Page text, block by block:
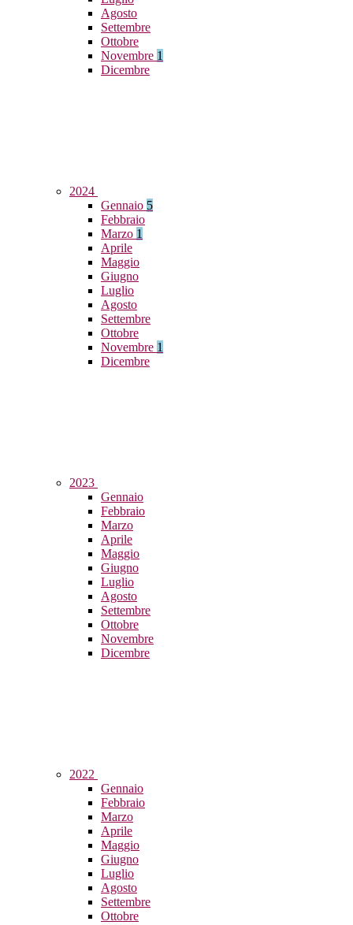
Agosto
Settembre
Ottobre
Novembre 1
Dicembre
2024
Gennaio 5
Febbraio
Marzo 1
Aprile
Maggio
Giugno
Luglio
Agosto
Settembre
Ottobre
Novembre 1
Dicembre
2023
Gennaio
Febbraio
Marzo
Aprile
Maggio
Giugno
Luglio
Agosto
Settembre
Ottobre
Novembre
Dicembre
2022
Gennaio
Febbraio
Marzo
Aprile
Maggio
Giugno
Luglio
Agosto
Settembre
Ottobre